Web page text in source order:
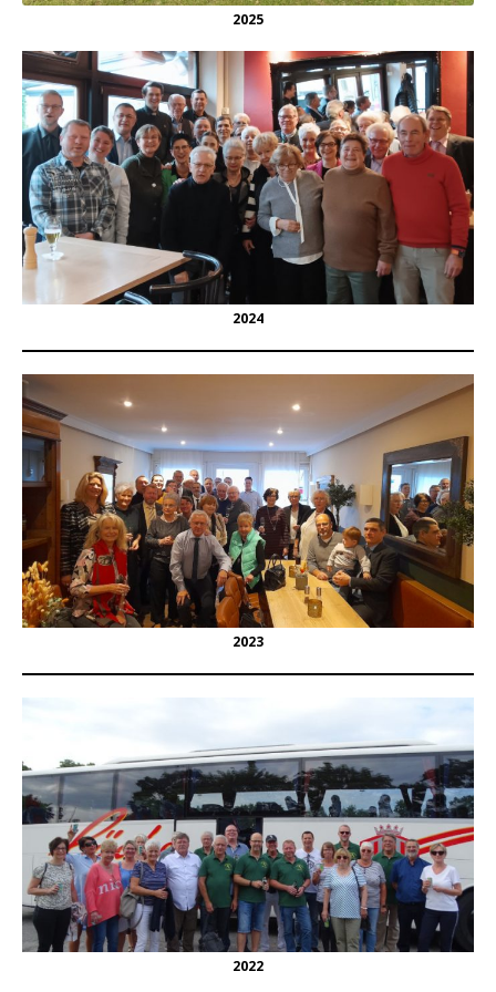
2025
2024
2023
2022